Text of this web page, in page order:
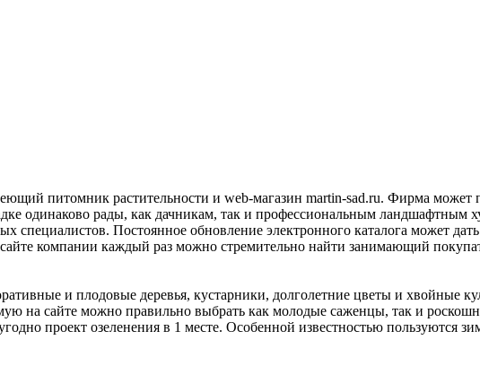
питомник растительности и web-магазин martin-sad.ru. Фирма
одинаково рады, как дачникам, так и профессиональным ландшафтным
специалистов. Постоянное обновление электронного каталога может
компании каждый раз можно стремительно найти занимающий
и плодовые деревья, кустарники, долголетние цветы и хвойные
на сайте можно правильно выбрать как молодые саженцы, так и
проект озеленения в 1 месте. Особенной известностью пользуются